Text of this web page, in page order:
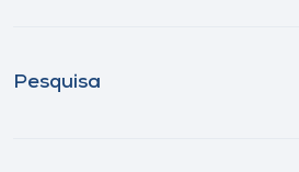
Pesquisa